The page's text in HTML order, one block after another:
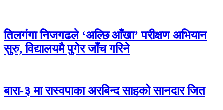
तिलगंगा निजगढले ‘अल्छि आँखा’ परीक्षण अभियान
सुरु, विद्यालयमै पुगेर जाँच गरिने
बारा-३ मा रास्वपाका अरबिन्द साहको सानदार जित